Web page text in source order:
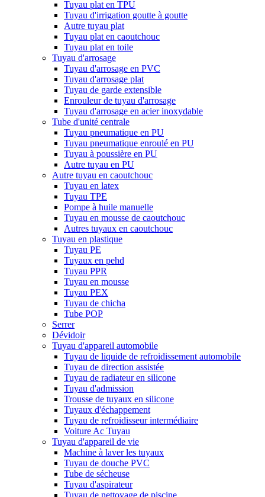
Tuyau plat en TPU
Tuyau d'irrigation goutte à goutte
Autre tuyau plat
Tuyau plat en caoutchouc
Tuyau plat en toile
Tuyau d'arrosage
Tuyau d'arrosage en PVC
Tuyau d'arrosage plat
Tuyau de garde extensible
Enrouleur de tuyau d'arrosage
Tuyau d'arrosage en acier inoxydable
Tube d'unité centrale
Tuyau pneumatique en PU
Tuyau pneumatique enroulé en PU
Tuyau à poussière en PU
Autre tuyau en PU
Autre tuyau en caoutchouc
Tuyau en latex
Tuyau TPE
Pompe à huile manuelle
Tuyau en mousse de caoutchouc
Autres tuyaux en caoutchouc
Tuyau en plastique
Tuyau PE
Tuyaux en pehd
Tuyau PPR
Tuyau en mousse
Tuyau PEX
Tuyau de chicha
Tube POP
Serrer
Dévidoir
Tuyau d'appareil automobile
Tuyau de liquide de refroidissement automobile
Tuyau de direction assistée
Tuyau de radiateur en silicone
Tuyau d'admission
Trousse de tuyaux en silicone
Tuyaux d'échappement
Tuyau de refroidisseur intermédiaire
Voiture Ac Tuyau
Tuyau d'appareil de vie
Machine à laver les tuyaux
Tuyau de douche PVC
Tube de sécheuse
Tuyau d'aspirateur
Tuyau de nettoyage de piscine